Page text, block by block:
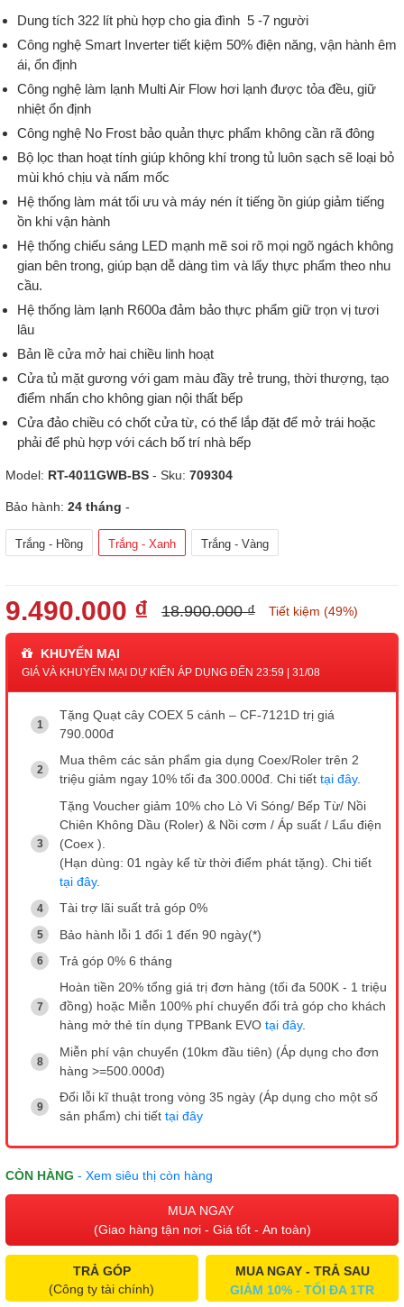
Dung tích 322 lít phù hợp cho gia đình 5 -7 người
Công nghệ Smart Inverter tiết kiệm 50% điện năng, vận hành êm
ái, ổn định
Công nghệ làm lạnh Multi Air Flow hơi lạnh được tỏa đều, giữ
nhiệt ổn định
Công nghệ No Frost bảo quản thực phẩm không cần rã đông
Bộ lọc than hoạt tính giúp không khí trong tủ luôn sạch sẽ loại bỏ
mùi khó chịu và nấm mốc
Hệ thống làm mát tối ưu và máy nén ít tiếng ồn giúp giảm tiếng
ồn khi vận hành
Hệ thống chiếu sáng LED mạnh mẽ soi rõ mọi ngõ ngách không
gian bên trong, giúp bạn dễ dàng tìm và lấy thực phẩm theo nhu
cầu.
Hệ thống làm lạnh R600a đảm bảo thực phẩm giữ trọn vị tươi
lâu
Bản lề cửa mở hai chiều linh hoạt
Cửa tủ mặt gương với gam màu đầy trẻ trung, thời thượng, tạo
điểm nhấn cho không gian nội thất bếp
Cửa đảo chiều có chốt cửa từ, có thể lắp đặt để mở trái hoặc
phải để phù hợp với cách bố trí nhà bếp
Model: RT-4011GWB-BS - Sku: 709304
Bảo hành: 24 tháng -
Trắng - Hồng Trắng - Xanh Trắng - Vàng
9.490.000 ₫ 18.900.000 ₫ Tiết kiệm (49%)
KHUYẾN MẠI
GIÁ VÀ KHUYẾN MẠI DỰ KIẾN ÁP DỤNG ĐẾN 23:59 | 31/08
Tặng Quạt cây COEX 5 cánh – CF-7121D trị giá
790.000đ
Mua thêm các sản phẩm gia dụng Coex/Roler trên 2
triệu giảm ngay 10% tối đa 300.000đ. Chi tiết tại đây.
Tặng Voucher giảm 10% cho Lò Vi Sóng/ Bếp Từ/ Nồi
Chiên Không Dầu (Roler) & Nồi cơm / Áp suất / Lẩu điện
(Coex ).
(Hạn dùng: 01 ngày kể từ thời điểm phát tặng). Chi tiết
tại đây.
Tài trợ lãi suất trả góp 0%
Bảo hành lỗi 1 đổi 1 đến 90 ngày(*)
Trả góp 0% 6 tháng
Hoàn tiền 20% tổng giá trị đơn hàng (tối đa 500K - 1 triệu
đồng) hoặc Miễn 100% phí chuyển đổi trả góp cho khách
hàng mở thẻ tín dụng TPBank EVO tại đây.
Miễn phí vận chuyển (10km đầu tiên) (Áp dụng cho đơn
hàng >=500.000đ)
Đổi lỗi kĩ thuật trong vòng 35 ngày (Áp dụng cho một số
sản phẩm) chi tiết tại đây
CÒN HÀNG - Xem siêu thị còn hàng
MUA NGAY
(Giao hàng tận nơi - Giá tốt - An toàn)
TRẢ GÓP
(Công ty tài chính)
MUA NGAY - TRẢ SAU
GIẢM 10% - TỐI ĐA 1TR